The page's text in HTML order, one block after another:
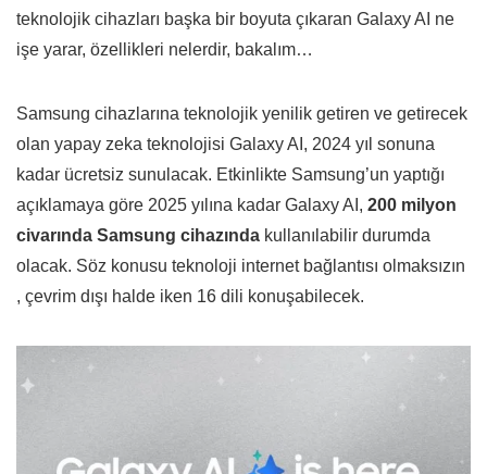
teknolojik cihazları başka bir boyuta çıkaran Galaxy AI ne
işe yarar, özellikleri nelerdir, bakalım…
Samsung cihazlarına teknolojik yenilik getiren ve getirecek
olan yapay zeka teknolojisi Galaxy AI, 2024 yıl sonuna
kadar ücretsiz sunulacak. Etkinlikte Samsung’un yaptığı
açıklamaya göre 2025 yılına kadar Galaxy AI, 200 milyon
civarında Samsung cihazında kullanılabilir durumda
olacak. Söz konusu teknoloji internet bağlantısı olmaksızın
, çevrim dışı halde iken 16 dili konuşabilecek.